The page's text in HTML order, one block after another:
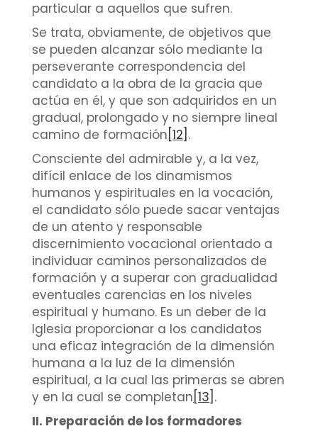
particular a aquellos que sufren.
Se trata, obviamente, de objetivos que
se pueden alcanzar sólo mediante la
perseverante correspondencia del
candidato a la obra de la gracia que
actúa en él, y que son adquiridos en un
gradual, prolongado y no siempre lineal
camino de formación [12] .
Consciente del admirable y, a la vez,
difícil enlace de los dinamismos
humanos y espirituales en la vocación,
el candidato sólo puede sacar ventajas
de un atento y responsable
discernimiento vocacional orientado a
individuar caminos personalizados de
formación y a superar con gradualidad
eventuales carencias en los niveles
espiritual y humano. Es un deber de la
Iglesia proporcionar a los candidatos
una eficaz integración de la dimensión
humana a la luz de la dimensión
espiritual, a la cual las primeras se abren
y en la cual se completan [13] .
II. Preparación de los formadores